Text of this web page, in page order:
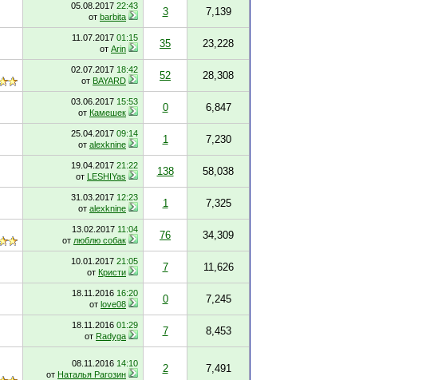
05.08.2017 22:43
от barbita 3 7,139
11.07.2017 01:15
от Arin 35 23,228
02.07.2017 18:42
от BAYARD 52 28,308
03.06.2017 15:53
от Камешек 0 6,847
25.04.2017 09:14
от alexknine 1 7,230
19.04.2017 21:22
от LESHIYas 138 58,038
31.03.2017 12:23
от alexknine 1 7,325
13.02.2017 11:04
от люблю собак 76 34,309
10.01.2017 21:05
от Кристи 7 11,626
18.11.2016 16:20
от love08 0 7,245
18.11.2016 01:29
от Radyga 7 8,453
08.11.2016 14:10
от Наталья Рагозин 2 7,491